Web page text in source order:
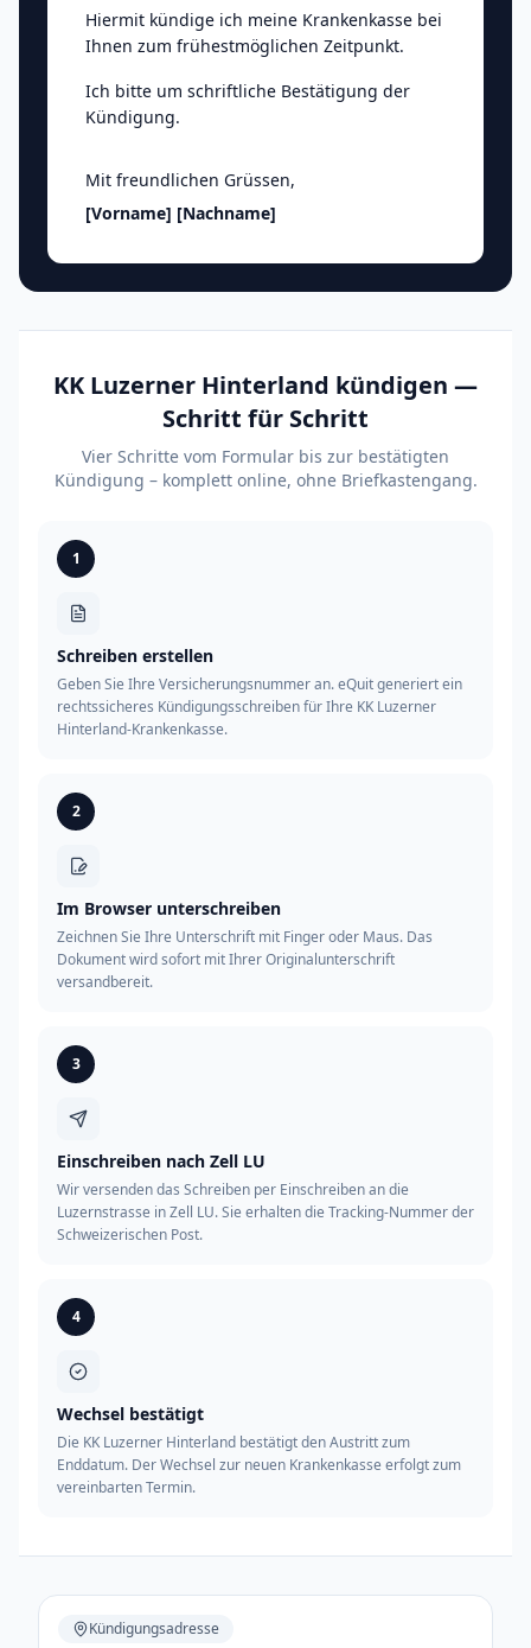
Hiermit kündige ich meine Krankenkasse bei
Ihnen zum frühestmöglichen Zeitpunkt.
Ich bitte um schriftliche Bestätigung der
Kündigung.
Mit freundlichen Grüssen,
[Vorname] [Nachname]
KK Luzerner Hinterland kündigen —
Schritt für Schritt
Vier Schritte vom Formular bis zur bestätigten
Kündigung – komplett online, ohne Briefkastengang.
1
Schreiben erstellen
Geben Sie Ihre Versicherungsnummer an. eQuit generiert ein
rechtssicheres Kündigungsschreiben für Ihre KK Luzerner
Hinterland-Krankenkasse.
2
Im Browser unterschreiben
Zeichnen Sie Ihre Unterschrift mit Finger oder Maus. Das
Dokument wird sofort mit Ihrer Originalunterschrift
versandbereit.
3
Einschreiben nach Zell LU
Wir versenden das Schreiben per Einschreiben an die
Luzernstrasse in Zell LU. Sie erhalten die Tracking-Nummer der
Schweizerischen Post.
4
Wechsel bestätigt
Die KK Luzerner Hinterland bestätigt den Austritt zum
Enddatum. Der Wechsel zur neuen Krankenkasse erfolgt zum
vereinbarten Termin.
Kündigungsadresse